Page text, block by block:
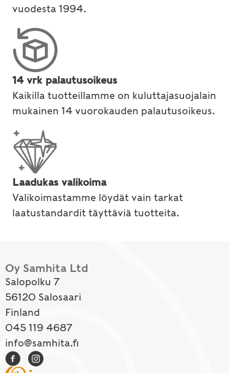
vuodesta 1994.
14 vrk palautusoikeus
Kaikilla tuotteillamme on kuluttajasuojalain
mukainen 14 vuorokauden palautusoikeus.
Laadukas valikoima
Valikoimastamme löydät vain tarkat
laatustandardit täyttäviä tuotteita.
Oy Samhita Ltd
Salopolku 7
56120 Salosaari
Finland
045 119 4687
info@samhita.fi